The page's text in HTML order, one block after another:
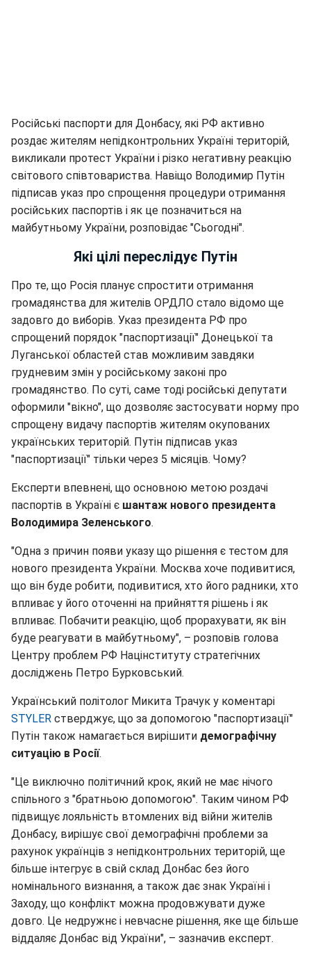
Російські паспорти для Донбасу, які РФ активно
роздає жителям непідконтрольних Україні територій,
викликали протест України і різко негативну реакцію
світового співтовариства. Навіщо Володимир Путін
підписав указ про спрощення процедури отримання
російських паспортів і як це позначиться на
майбутньому України, розповідає "Сьогодні".
Які цілі переслідує Путін
Про те, що Росія планує спростити отримання
громадянства для жителів ОРДЛО стало відомо ще
задовго до виборів. Указ президента РФ про
спрощений порядок "паспортизації" Донецької та
Луганської областей став можливим завдяки
грудневим змін у російському законі про
громадянство. По суті, саме тоді російські депутати
оформили "вікно", що дозволяє застосувати норму про
спрощену видачу паспортів жителям окупованих
українських територій. Путін підписав указ
"паспортизації" тільки через 5 місяців. Чому?
Експерти впевнені, що основною метою роздачі
паспортів в Україні є шантаж нового президента
Володимира Зеленського.
"Одна з причин появи указу що рішення є тестом для
нового президента України. Москва хоче подивитися,
що він буде робити, подивитися, хто його радники, хто
впливає у його оточенні на прийняття рішень і як
впливає. Побачити реакцію, щоб прорахувати, як він
буде реагувати в майбутньому", – розповів голова
Центру проблем РФ Націнституту стратегічних
досліджень Петро Бурковський.
Український політолог Микита Трачук у коментарі
STYLER стверджує, що за допомогою "паспортизації"
Путін також намагається вирішити демографічну
ситуацію в Росії.
"Це виключно політичний крок, який не має нічого
спільного з "братньою допомогою". Таким чином РФ
підвищує лояльність втомлених від війни жителів
Донбасу, вирішує свої демографічні проблеми за
рахунок українців з непідконтрольних територій, ще
більше інтегрує в свій склад Донбас без його
номінального визнання, а також дає знак Україні і
Заходу, що конфлікт можна продовжувати дуже
довго. Це недружнє і невчасне рішення, яке ще більше
віддаляє Донбас від України", – зазначив експерт.